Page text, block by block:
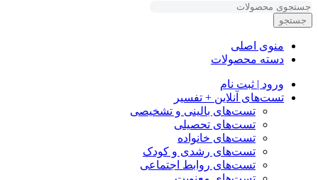
جستجو
منوی اصلی
دسته محصولات
ورود | ثبت نام
تست‌های آنلاین + تفسیر
تست‌های بالینی و تشخیصی
تست‌های تحصیلی
تست‌های خانواده
تست‌های رشدی و کودک
تست‌های روابط اجتماعی